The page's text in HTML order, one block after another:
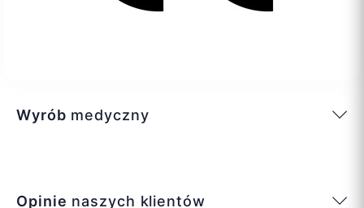
Wyrób medyczny
Opinie naszych klientów